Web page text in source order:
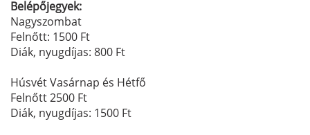
Belépőjegyek:
Nagyszombat
Felnőtt: 1500 Ft
Diák, nyugdíjas: 800 Ft
Húsvét Vasárnap és Hétfő
Felnőtt 2500 Ft
Diák, nyugdíjas: 1500 Ft